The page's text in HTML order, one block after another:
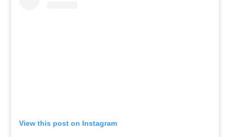
View this post on Instagram